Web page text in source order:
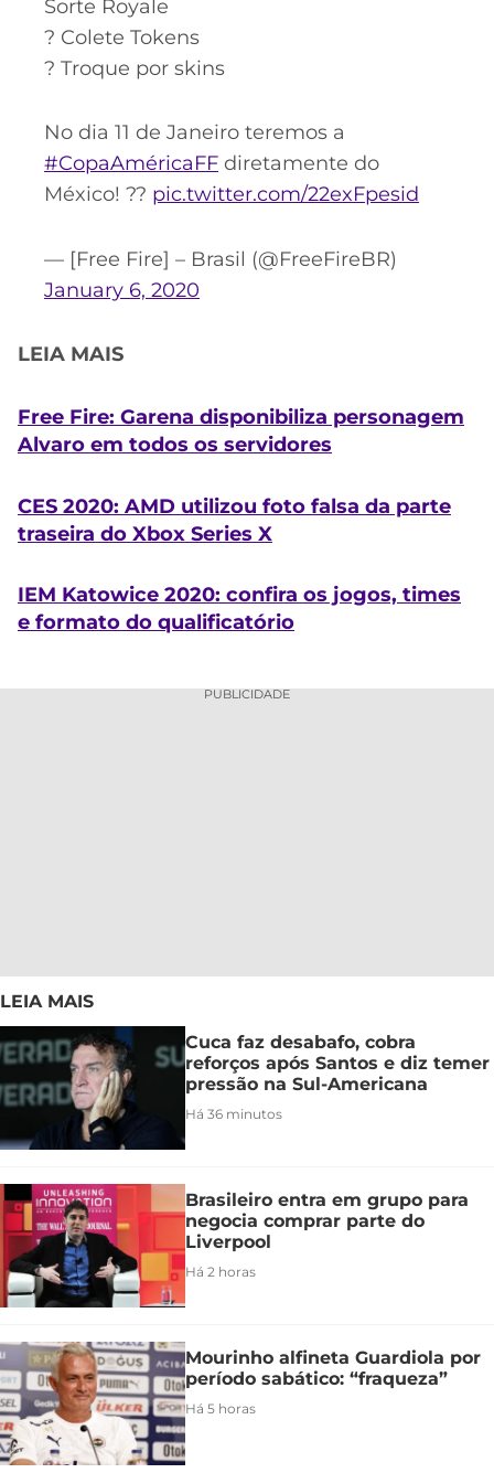
Sorte Royale
? Colete Tokens
? Troque por skins
No dia 11 de Janeiro teremos a
#CopaAméricaFF diretamente do
México! ?? pic.twitter.com/22exFpesid
— [Free Fire] – Brasil (@FreeFireBR)
January 6, 2020
LEIA MAIS
Free Fire: Garena disponibiliza personagem
Alvaro em todos os servidores
CES 2020: AMD utilizou foto falsa da parte
traseira do Xbox Series X
IEM Katowice 2020: confira os jogos, times
e formato do qualificatório
PUBLICIDADE
LEIA MAIS
Cuca faz desabafo, cobra
reforços após Santos e diz temer
pressão na Sul-Americana
Há 36 minutos
Brasileiro entra em grupo para
negocia comprar parte do
Liverpool
Há 2 horas
Mourinho alfineta Guardiola por
período sabático: “fraqueza”
Há 5 horas